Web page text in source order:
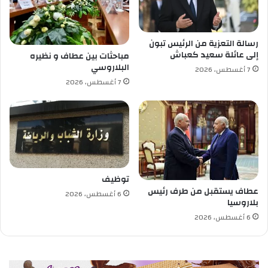
ي
د
ئ
م
ا
ل
ن
ئ
ي
ة
ل
ك
أ
س
ا
ل
ا
م
رسالة التعزية من الرئيس تبون
إلى عائلة سعيد كعباش
7 أغسطس، 2026
مباحثات بين عطاف و نظيره
البلاروسي
7 أغسطس، 2026
عطاف يستقبل من طرف رئيس
بلاروسيا
6 أغسطس، 2026
توظيف
6 أغسطس، 2026